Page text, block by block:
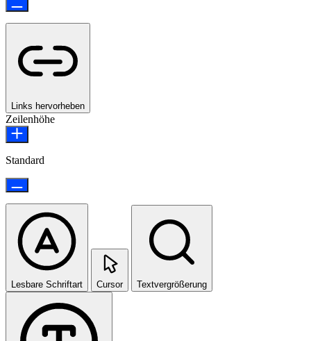
Links hervorheben
Zeilenhöhe
Standard
Lesbare Schriftart Cursor Textvergrößerung